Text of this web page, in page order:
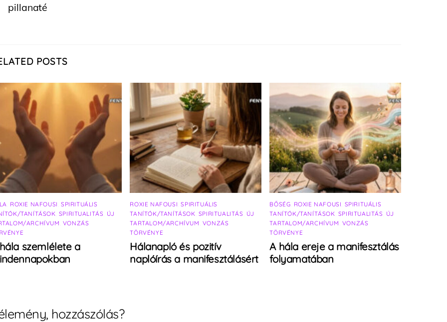
pillanaté
POSTS
ROXIE NAFOUSI SPIRITUÁLIS
TANÍTÁSOK SPIRITUALITÁS ÚJ
ARCHÍVUM VONZÁS
szemlélete a
ROXIE NAFOUSI ,SPIRITUÁLIS
TANÍTÓK/TANÍTÁSOK SPIRITUALITÁS ÚJ
TARTALOM/ARCHÍVUM VONZÁS
TÖRVÉNYE
Hálanapló és pozitív
naplóírás a manifesztálásért
BŐSÉG ROXIE NAFOUSI SPIRITUÁLIS
TANÍTÓK/TANÍTÁSOK SPIRITUALITÁS ÚJ
TARTALOM/ARCHÍVUM VONZÁS
TÖRVÉNYE
A hála ereje a manifesztálás
folyamatában
hozzászólás?